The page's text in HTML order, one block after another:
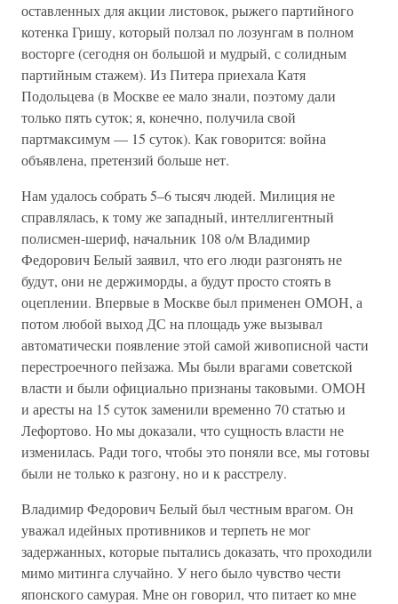
оставленных для акции листовок, рыжего партийного
котенка Гришу, который ползал по лозунгам в полном
восторге (сегодня он большой и мудрый, с солидным
партийным стажем). Из Питера приехала Катя
Подольцева (в Москве ее мало знали, поэтому дали
только пять суток; я, конечно, получила свой
партмаксимум — 15 суток). Как говорится: война
объявлена, претензий больше нет.
Нам удалось собрать 5–6 тысяч людей. Милиция не
справлялась, к тому же западный, интеллигентный
полисмен-шериф, начальник 108 о/м Владимир
Федорович Белый заявил, что его люди разгонять не
будут, они не держиморды, а будут просто стоять в
оцеплении. Впервые в Москве был применен ОМОН, а
потом любой выход ДС на площадь уже вызывал
автоматически появление этой самой живописной части
перестроечного пейзажа. Мы были врагами советской
власти и были официально признаны таковыми. ОМОН
и аресты на 15 суток заменили временно 70 статью и
Лефортово. Но мы доказали, что сущность власти не
изменилась. Ради того, чтобы это поняли все, мы готовы
были не только к разгону, но и к расстрелу.
Владимир Федорович Белый был честным врагом. Он
уважал идейных противников и терпеть не мог
задержанных, которые пытались доказать, что проходили
мимо митинга случайно. У него было чувство чести
японского самурая. Мне он говорил, что питает ко мне